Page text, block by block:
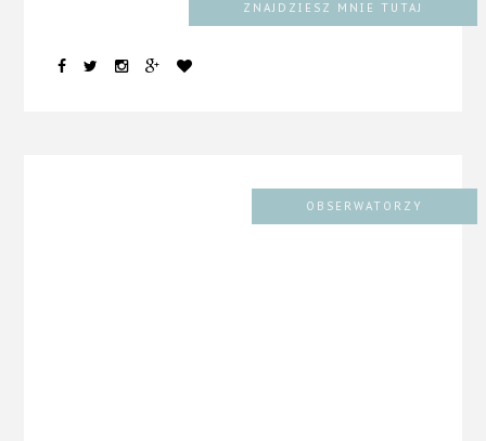
ZNAJDZIESZ MNIE TUTAJ
OBSERWATORZY